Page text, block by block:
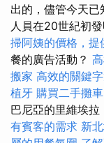
出的，儘管今天
人員在20世紀初發
掃阿姨的價格，提
餐的廣告活動？
搬家 高效的關鍵
植牙 購買二手攤
巴尼亞的里維埃
有賓客的需求 新